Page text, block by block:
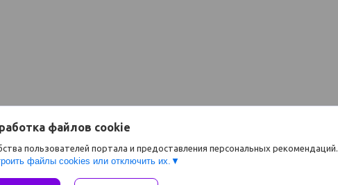
файлов cookie
пользователей портала и предоставления персональных рекомендаций.
файлы cookies или отключить их.